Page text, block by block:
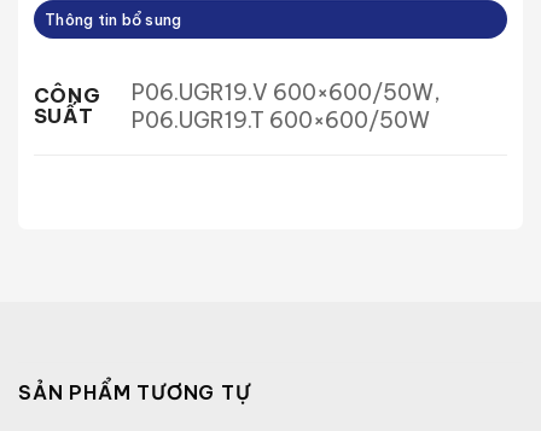
Thông tin bổ sung
CÔNG
SUẤT
P06.UGR19.V 600×600/50W,
P06.UGR19.T 600×600/50W
SẢN PHẨM TƯƠNG TỰ